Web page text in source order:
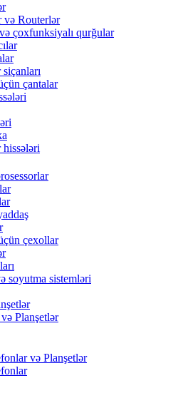
və Routerlər
çoxfunksiyalı qurğular
çantalar
çexollar
soyutma sistemləri
Planşetlər
və Planşetlər